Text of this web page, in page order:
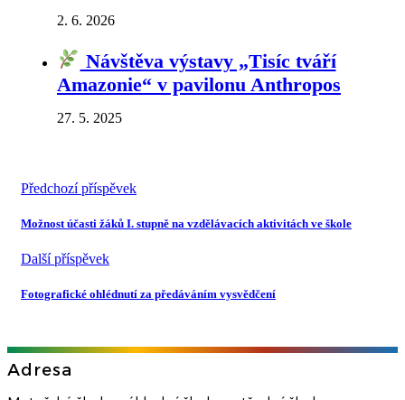
2. 6. 2026
Návštěva výstavy „Tisíc tváří
Amazonie“ v pavilonu Anthropos
27. 5. 2025
Předchozí příspěvek
Možnost účasti žáků I. stupně na vzdělávacích aktivitách ve škole
Další příspěvek
Fotografické ohlédnutí za předáváním vysvědčení
Adresa